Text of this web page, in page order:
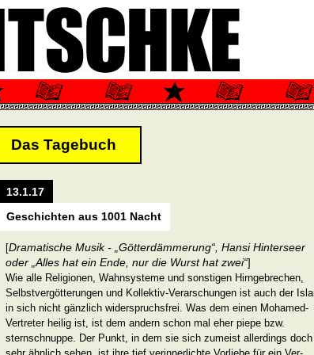
Das Tagebuch
13.1.17
Geschichten aus 1001 Nacht
[Dramatische Musik - „Götterdämmerung“, Hansi Hinterseer
oder „Alles hat ein Ende, nur die Wurst hat zwei“]
Wie alle Religionen, Wahnsysteme und sonstigen Hirngebrechen,
Selbstvergötterungen und Kollektiv-Verarschungen ist auch der
in sich nicht gänzlich widerspruchsfrei. Was dem einen Moha­med-
Vertreter heilig ist, ist dem andern schon mal eher piepe bzw.
sternschnuppe. Der Punkt, in dem sie sich zumeist allerdings doch